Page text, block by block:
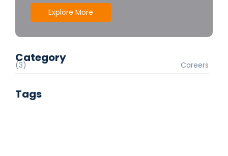
Explore More
Category
Careers
(3)
Tags